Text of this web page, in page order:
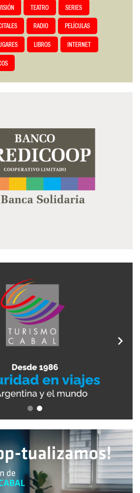
TEATRO SERIES
RADIO PELÍCULAS
LIBROS INTERNET